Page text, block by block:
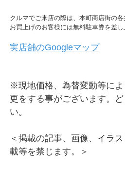
クルマでご来店の際は、本町商店街の各
お買上げのお客様には無料駐車券を差し
実店舗のGoogleマップ
※現地価格、為替変動等に
更をする事がございます。
い。
＜掲載の記事、画像、イラ
載等を禁じます。＞